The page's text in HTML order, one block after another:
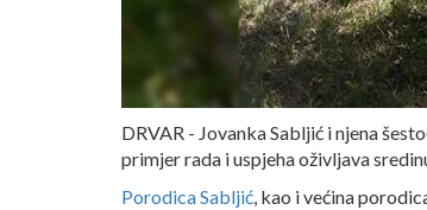
DRVAR - Jovanka Sabljić i njena
primjer rada i uspjeha oživljava
Porodica Sabljić, kao i većina